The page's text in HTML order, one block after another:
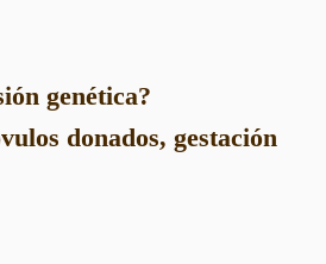
genética?
donados, gestación